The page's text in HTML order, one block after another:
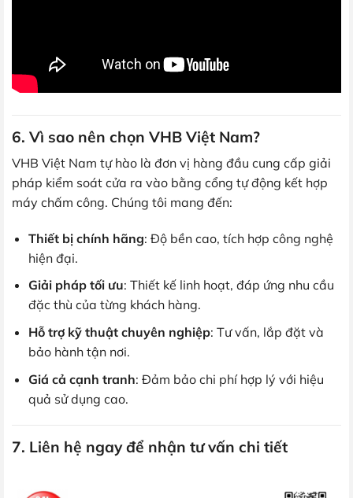
6. Vì sao nên chọn VHB Việt Nam?
VHB Việt Nam tự hào là đơn vị hàng đầu cung cấp giải
pháp kiểm soát cửa ra vào bằng cổng tự động kết hợp
máy chấm công. Chúng tôi mang đến:
Thiết bị chính hãng: Độ bền cao, tích hợp công nghệ
hiện đại.
Giải pháp tối ưu: Thiết kế linh hoạt, đáp ứng nhu cầu
đặc thù của từng khách hàng.
Hỗ trợ kỹ thuật chuyên nghiệp: Tư vấn, lắp đặt và
bảo hành tận nơi.
Giá cả cạnh tranh: Đảm bảo chi phí hợp lý với hiệu
quả sử dụng cao.
7. Liên hệ ngay để nhận tư vấn chi tiết